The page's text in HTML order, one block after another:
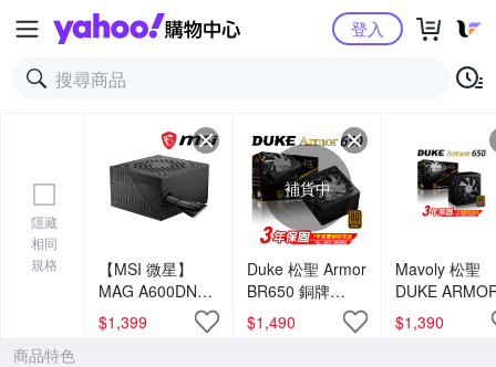
Yahoo購物中心登入
隱藏
相同
規格
【MSI 微星】
MAG A600DN
80+白牌電源｜穩
定電力｜高效能
$1,399
補貨中
Duke 松聖 Armor
BR650 銅牌
650W 80Plus電
源供應器
$1,490
Mavoly 松聖
DUKE
650 650W 銅
電源供應器
$1,390
商品特色